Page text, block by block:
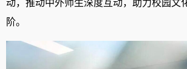
动，推动中外师生深度互动，助力校园文
阶。